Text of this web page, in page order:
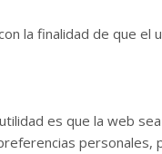
la finalidad de que el
es que la web
personales,